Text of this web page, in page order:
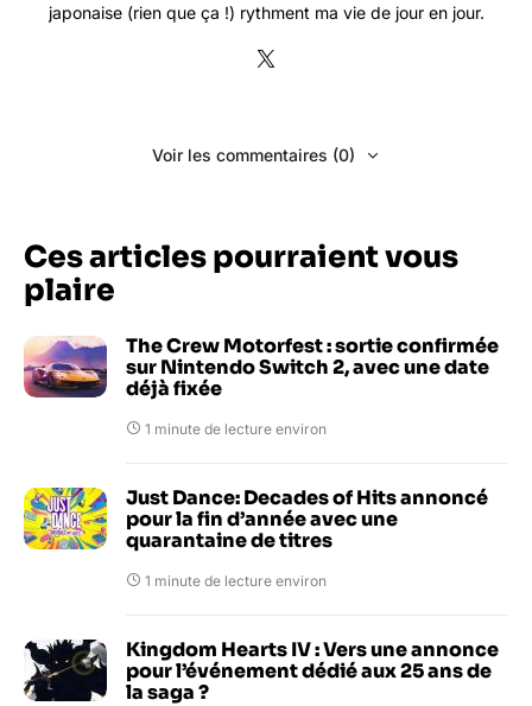
japonaise (rien que ça !) rythment ma vie de jour en jour.
Voir les commentaires (0)
Ces articles pourraient vous
plaire
The Crew Motorfest : sortie confirmée
sur Nintendo Switch 2, avec une date
déjà fixée
1 minute de lecture environ
Just Dance: Decades of Hits annoncé
pour la fin d’année avec une
quarantaine de titres
1 minute de lecture environ
Kingdom Hearts IV : Vers une annonce
pour l’événement dédié aux 25 ans de
la saga ?